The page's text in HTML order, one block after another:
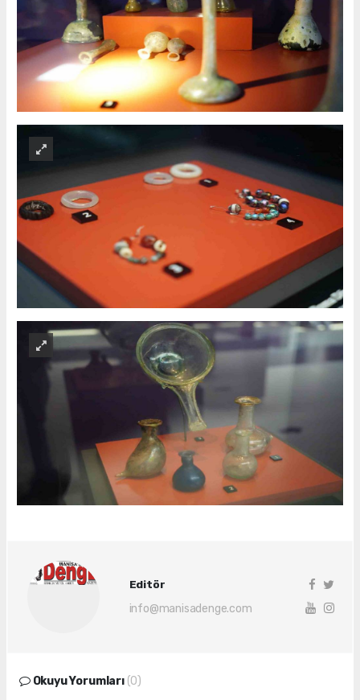
Editör
info@manisadenge.com
Okuyu Yorumları (0)